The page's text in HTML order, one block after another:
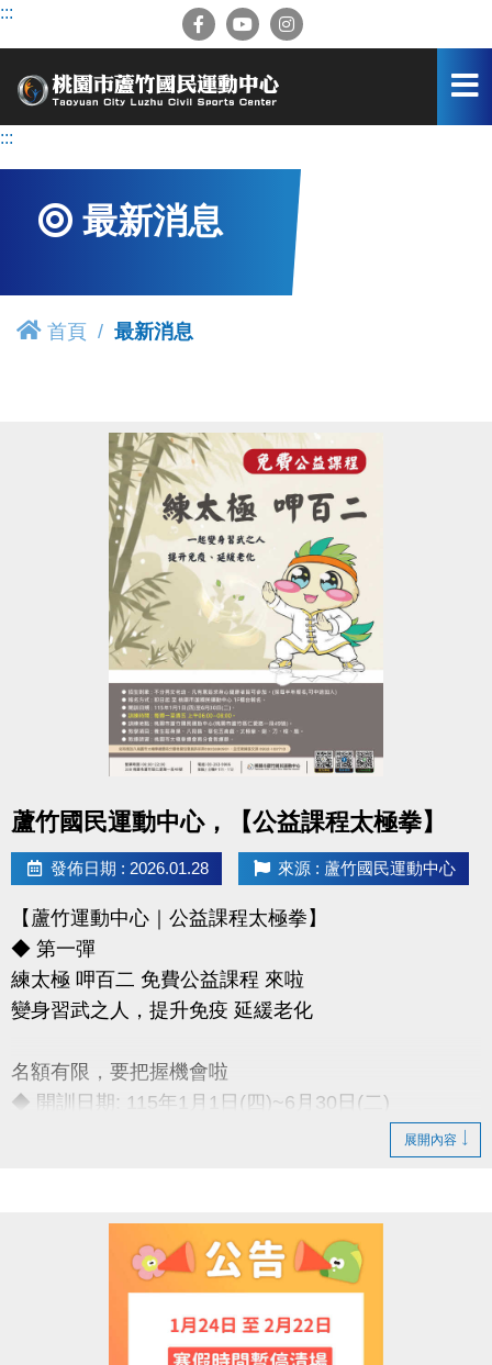
跳
容
:::
:::
最新消息
首頁 最新消息
蘆竹國民運動中心，【公益課程太極拳】
發佈日期 : 2026.01.28 來源 : 蘆竹國民運動中心
【蘆竹運動中心｜公益課程太極拳】
◆ 第一彈
練太極 呷百二 免費公益課程 來啦
變身習武之人，提升免疫 延緩老化
名額有限，要把握機會啦
◆ 開訓日期: 115年1月1日(四)~6月30日(二)
◆ 訓練地點: 桃園市蘆竹國民運動中心 三樓綜合球場
-洽詢專線：03-2639066 #115、116
-官網 :
https://www.lzsports.com.tw/zh_TW/news/pageID/1/
-FB : 桃園市蘆竹國民運動中心
展開內容